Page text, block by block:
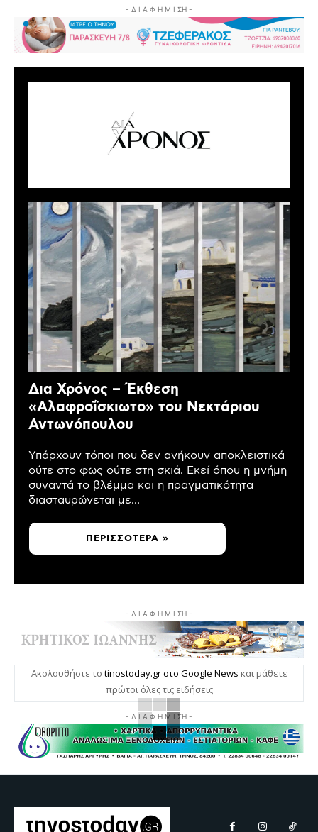
- Δ Ι Α Φ Η Μ Ι ΣΗ -
Δια Χρόνος – Έκθεση
«Αλαφροΐσκιωτο» του Νεκτάριου
Αντωνόπουλου
Υπάρχουν τόποι που δεν ανήκουν αποκλειστικά
ούτε στο φως ούτε στη σκιά. Εκεί όπου η μνήμη
συναντά το βλέμμα και η πραγματικότητα
διασταυρώνεται με...
ΠΕΡΙΣΣΌΤΕΡΑ »
- Δ Ι Α Φ Η Μ Ι ΣΗ -
Ακολουθήστε το tinostoday.gr στο Google News και μάθετε
πρώτοι όλες τις ειδήσεις
- Δ Ι Α Φ Η Μ Ι ΣΗ -